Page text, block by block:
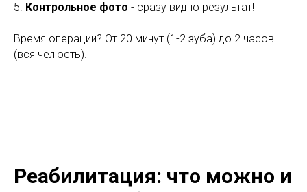
5. Контрольное фото - сразу видно результат!
Время операции? От 20 минут (1-2 зуба) до 2 часов
(вся челюсть).
Реабилитация: что можно и